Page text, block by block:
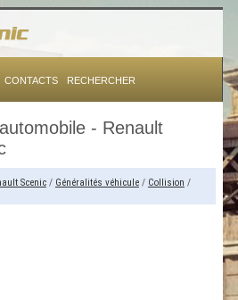
CONTACTS RECHERCHER
- Renault
Scenic/ Généralités véhicule/ Collision /